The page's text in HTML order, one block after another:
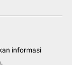
informasi